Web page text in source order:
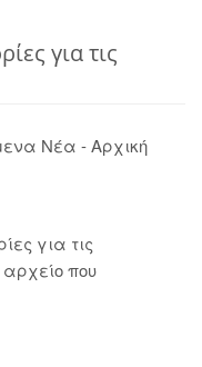
για τις
Νέα - Αρχική
για τις
που